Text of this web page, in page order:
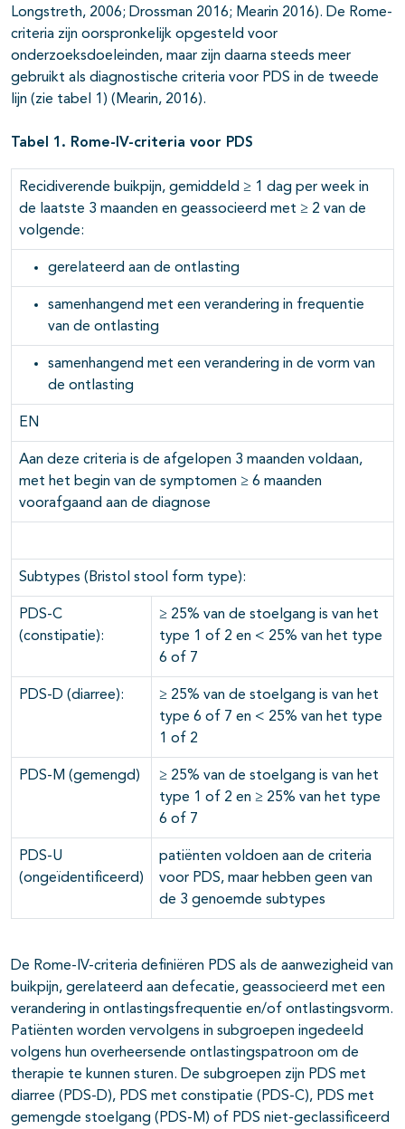
Longstreth, 2006; Drossman 2016; Mearin 2016). De Rome-
criteria zijn oorspronkelijk opgesteld voor
onderzoeksdoeleinden, maar zijn daarna steeds meer
gebruikt als diagnostische criteria voor PDS in de tweede
lijn (zie tabel 1) (Mearin, 2016).
Tabel 1. Rome-IV-criteria voor PDS
Recidiverende buikpijn, gemiddeld ≥ 1 dag per week in
de laatste 3 maanden en geassocieerd met ≥ 2 van de
volgende:
gerelateerd aan de ontlasting
samenhangend met een verandering in frequentie
van de ontlasting
samenhangend met een verandering in de vorm van
de ontlasting
EN
Aan deze criteria is de afgelopen 3 maanden voldaan,
met het begin van de symptomen ≥ 6 maanden
voorafgaand aan de diagnose
Subtypes (Bristol stool form type):
PDS-C
(constipatie):
≥ 25% van de stoelgang is van het
type 1 of 2 en < 25% van het type
6 of 7
PDS-D (diarree):
≥ 25% van de stoelgang is van het
type 6 of 7 en < 25% van het type
1 of 2
PDS-M (gemengd)
≥ 25% van de stoelgang is van het
type 1 of 2 en ≥ 25% van het type
6 of 7
PDS-U
(ongeïdentificeerd)
patiënten voldoen aan de criteria
voor PDS, maar hebben geen van
de 3 genoemde subtypes
De Rome-IV-criteria definiëren PDS als de aanwezigheid van
buikpijn, gerelateerd aan defecatie, geassocieerd met een
verandering in ontlastingsfrequentie en/of ontlastingsvorm.
Patiënten worden vervolgens in subgroepen ingedeeld
volgens hun overheersende ontlastingspatroon om de
therapie te kunnen sturen. De subgroepen zijn PDS met
diarree (PDS-D), PDS met constipatie (PDS-C), PDS met
gemengde stoelgang (PDS-M) of PDS niet-geclassificeerd